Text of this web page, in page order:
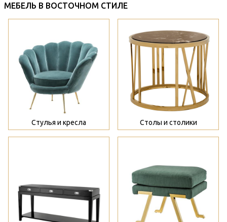
МЕБЕЛЬ В ВОСТОЧНОМ СТИЛЕ
Стулья и кресла Столы и столики